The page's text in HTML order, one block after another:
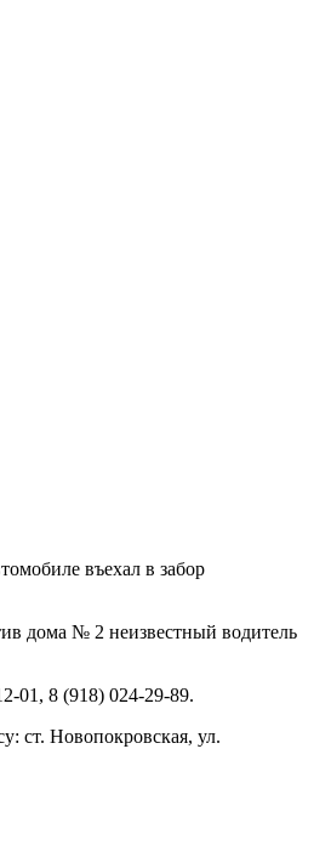
въехал в забор
дома № 2 неизвестный водитель
01, 8 (918) 024-29-89.
ст. Новопокровская, ул.